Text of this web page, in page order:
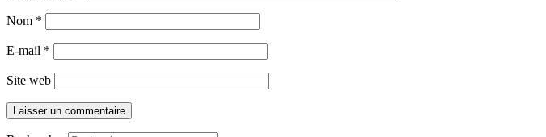
Nom *
E-mail *
Site web